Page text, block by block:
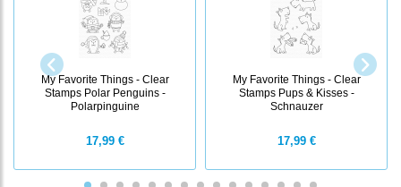
My Favorite Things - Clear
Stamps Polar Penguins -
Polarpinguine
17,99 €
My Favorite Things - Clear
Stamps Pups & Kisses -
Schnauzer
17,99 €